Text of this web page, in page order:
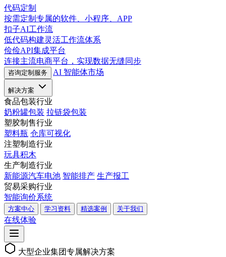
代码定制
按需定制专属的软件、小程序、APP
扣子AI工作流
低代码构建灵活工作流体系
俭俭API集成平台
连接主流电商平台，实现数据无缝同步
咨询定制服务 AI 智能体市场
解决方案
食品包装行业
奶粉罐包装 拉链袋包装
塑胶制售行业
塑料瓶 仓库可视化
注塑制造行业
玩具积木
生产制造行业
新能源汽车电池 智能排产 生产报工
贸易采购行业
智能询价系统
方案中心 学习资料 精选案例 关于我们
在线体验
大型企业集团专属解决方案